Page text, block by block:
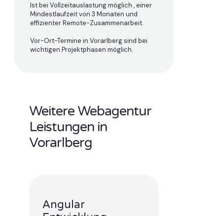
Ist bei Vollzeitauslastung möglich , einer
Mindestlaufzeit von 3 Monaten und
effizienter Remote-Zusammenarbeit.
Vor-Ort-Termine in Vorarlberg sind bei
wichtigen Projektphasen möglich.
Weitere Webagentur
Leistungen in
Vorarlberg
Angular